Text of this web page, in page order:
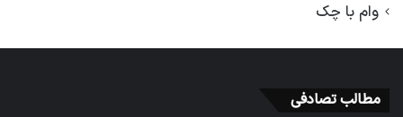
وام با چک
مطالب تصادفی